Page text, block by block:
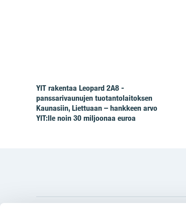
YIT rakentaa Leopard 2A8 -
panssarivaunujen tuotantolaitoksen
Kaunasiin, Liettuaan – hankkeen arvo
YIT:lle noin 30 miljoonaa euroa